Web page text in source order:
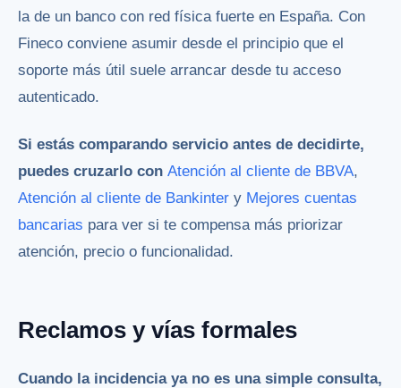
la de un banco con red física fuerte en España. Con
Fineco conviene asumir desde el principio que el
soporte más útil suele arrancar desde tu acceso
autenticado.
Si estás comparando servicio antes de decidirte,
puedes cruzarlo con Atención al cliente de BBVA,
Atención al cliente de Bankinter y Mejores cuentas
bancarias para ver si te compensa más priorizar
atención, precio o funcionalidad.
Reclamos y vías formales
Cuando la incidencia ya no es una simple consulta,